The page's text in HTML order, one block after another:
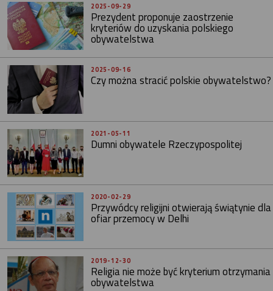
2025-09-29
Prezydent proponuje zaostrzenie
kryteriów do uzyskania polskiego
obywatelstwa
2025-09-16
Czy można stracić polskie obywatelstwo?
2021-05-11
Dumni obywatele Rzeczypospolitej
2020-02-29
Przywódcy religijni otwierają świątynie dla
ofiar przemocy w Delhi
2019-12-30
Religia nie może być kryterium otrzymania
obywatelstwa